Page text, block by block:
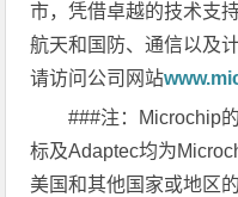
市，凭借卓越的技术支
航天和国防、通信以及
请访问公司网站
###注：Microchip
标及Adaptec均为
美国和其他国家或地区